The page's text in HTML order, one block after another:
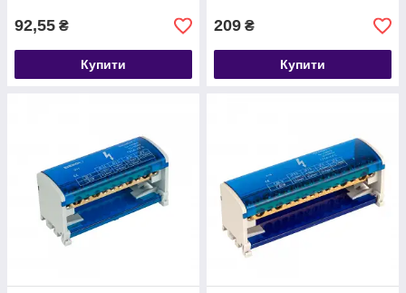
92,55 ₴
Купити
209 ₴
Купити